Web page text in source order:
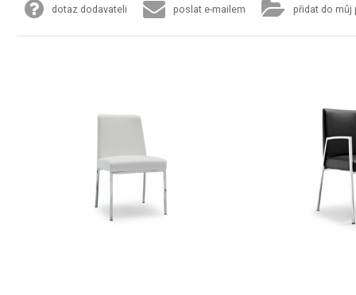
dotaz dodavateli poslat e-mailem přidat do můj